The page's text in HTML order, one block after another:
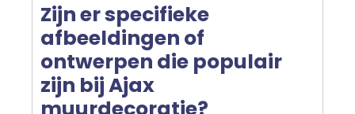
Zijn er specifieke
afbeeldingen of
ontwerpen die populair
zijn bij Ajax